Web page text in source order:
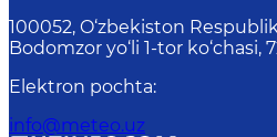
100052, O‘zbekiston
Bodomzor yo‘li 1-tor ko‘chasi,
Elektron pochta:
info@meteo.uz